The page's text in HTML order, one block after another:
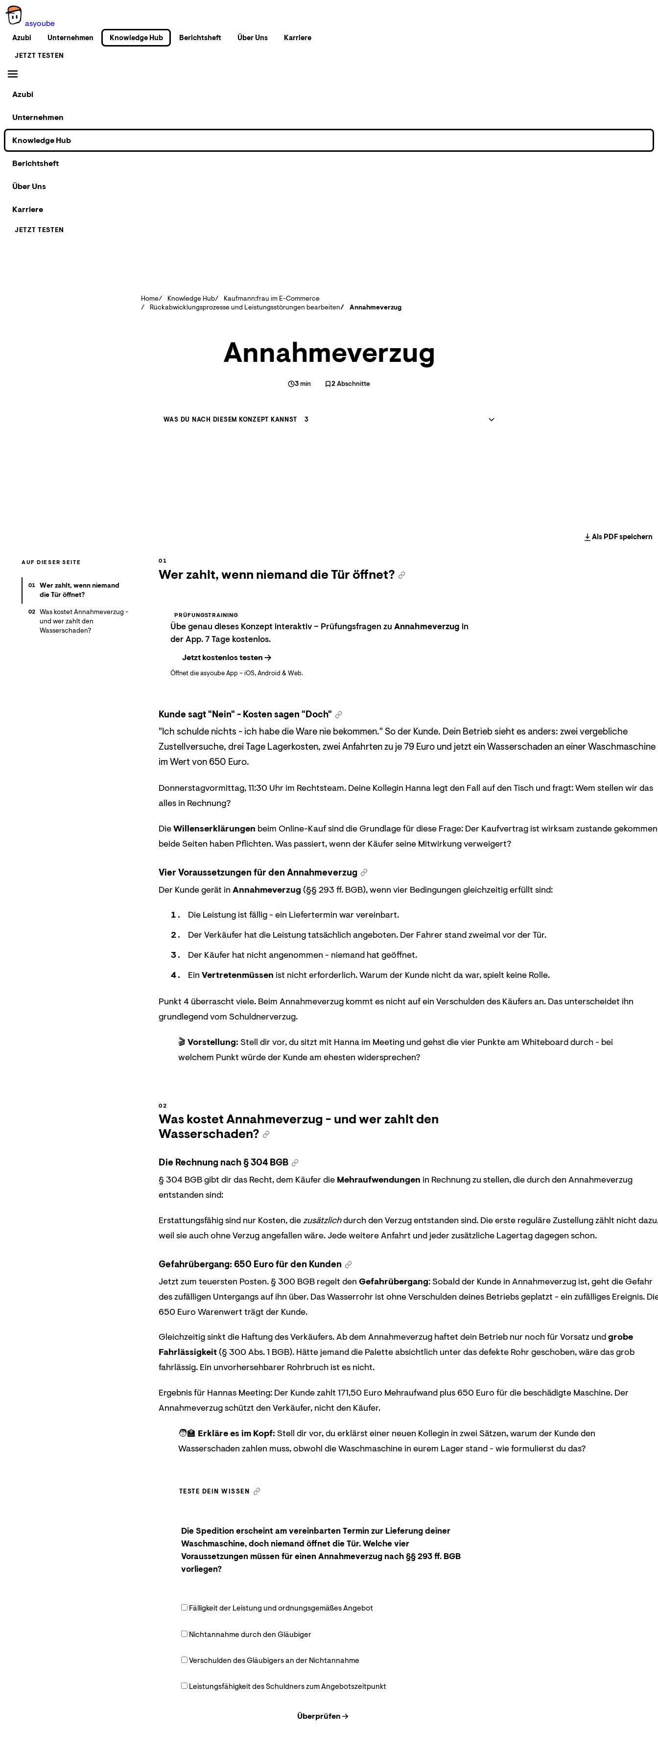
asyoube
Azubi Unternehmen Knowledge Hub Berichtsheft Über Uns Karriere
JETZT TESTEN
Azubi
Unternehmen
Knowledge Hub
Berichtsheft
Über Uns
Karriere
JETZT TESTEN
Home Knowledge Hub
Kaufmann:frau im E-Commerce
Rückabwicklungsprozesse und Leistungsstörungen bearbeiten
Annahmeverzug
Annahmeverzug
3min 2Abschnitte
WAS DU NACH DIESEM KONZEPT KANNST 3
Als PDF speichern
Wer zahlt, wenn niemand die Tür öffnet?
PRÜFUNGSTRAINING
Übe genau dieses Konzept interaktiv – Prüfungsfragen zu Annahmeverzug in
der App. 7 Tage kostenlos.
Jetzt kostenlos testen
Öffnet die asyoube App – iOS, Android & Web.
Kunde sagt "Nein" - Kosten sagen "Doch"
"Ich schulde nichts - ich habe die Ware nie bekommen." So der Kunde. Dein Betrieb sieht es anders: zwei vergebliche
Zustellversuche, drei Tage Lagerkosten, zwei Anfahrten zu je 79 Euro und jetzt ein Wasserschaden an einer Waschmaschine
im Wert von 650 Euro.
Donnerstagvormittag, 11:30 Uhr im Rechtsteam. Deine Kollegin Hanna legt den Fall auf den Tisch und fragt: Wem stellen wir das
alles in Rechnung?
DieWillenserklärungen beim Online-Kauf sind die Grundlage für diese Frage: Der Kaufvertrag ist wirksam zustande
beide Seiten haben Pflichten. Was passiert, wenn der Käufer seine Mitwirkung verweigert?
Vier Voraussetzungen für den Annahmeverzug
Der Kunde gerät in Annahmeverzug (§§ 293 ff. BGB), wenn vier Bedingungen gleichzeitig erfüllt sind:
Die Leistung ist fällig - ein Liefertermin war vereinbart.
Der Verkäufer hat die Leistung tatsächlich angeboten. Der Fahrer stand zweimal vor der Tür.
Der Käufer hat nicht angenommen - niemand hat geöffnet.
EinVertretenmüssen ist nicht erforderlich. Warum der Kunde nicht da war, spielt keine Rolle.
Punkt 4 überrascht viele. Beim Annahmeverzug kommt es nicht auf ein Verschulden des Käufers an. Das unterscheidet ihn
grundlegend vom Schuldnerverzug.
🎬 Vorstellung: Stell dir vor, du sitzt mit Hanna im Meeting und gehst die vier Punkte am Whiteboard durch - bei
welchem Punkt würde der Kunde am ehesten widersprechen?
Was kostet Annahmeverzug - und wer zahlt den
Wasserschaden?
Die Rechnung nach § 304 BGB
§ 304 BGB gibt dir das Recht, dem Käufer die Mehraufwendungen in Rechnung zu stellen, die durch den Annahmeverzug
entstanden sind:
Erstattungsfähig sind nur Kosten, diezusätzlichdurch den Verzug entstanden sind. Die erste reguläre Zustellung zählt nicht
weil sie auch ohne Verzug angefallen wäre. Jede weitere Anfahrt und jeder zusätzliche Lagertag dagegen schon.
Gefahrübergang: 650 Euro für den Kunden
Jetzt zum teuersten Posten. § 300 BGB regelt den Gefahrübergang: Sobald der Kunde in Annahmeverzug ist, geht die Gefahr
des zufälligen Untergangs auf ihn über. Das Wasserrohr ist ohne Verschulden deines Betriebs geplatzt - ein zufälliges Ereignis.
650 Euro Warenwert trägt der Kunde.
Gleichzeitig sinkt die Haftung des Verkäufers. Ab dem Annahmeverzug haftet dein Betrieb nur noch für Vorsatz undgrobe
Fahrlässigkeit (§ 300 Abs. 1 BGB). Hätte jemand die Palette absichtlich unter das defekte Rohr geschoben, wäre das grob
fahrlässig. Ein unvorhersehbarer Rohrbruch ist es nicht.
Ergebnis für Hannas Meeting: Der Kunde zahlt 171,50 Euro Mehraufwand plus 650 Euro für die beschädigte Maschine. Der
Annahmeverzug schützt den Verkäufer, nicht den Käufer.
🧑‍🏫 Erkläre es im Kopf: Stell dir vor, du erklärst einer neuen Kollegin in zwei Sätzen, warum der Kunde den
Wasserschaden zahlen muss, obwohl die Waschmaschine in eurem Lager stand - wie formulierst du das?
TESTE DEIN WISSEN
Die Spedition erscheint am vereinbarten Termin zur Lieferung deiner
Waschmaschine, doch niemand öffnet die Tür. Welche vier
Voraussetzungen müssen für einen Annahmeverzug nach §§ 293 ff. BGB
vorliegen?
Fälligkeit der Leistung und ordnungsgemäßes Angebot
Nichtannahme durch den Gläubiger
Verschulden des Gläubigers an der Nichtannahme
Leistungsfähigkeit des Schuldners zum Angebotszeitpunkt
Überprüfen
AUF DIESER SEITE
01 Wer zahlt, wenn niemand
die Tür öffnet?
02 Was kostet Annahmeverzug -
und wer zahlt den
Wasserschaden?